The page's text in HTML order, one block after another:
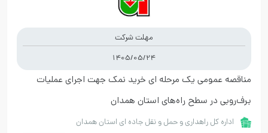
مهلت شرکت
1405/05/24
مناقصه عمومی یک مرحله ای خرید نمک جهت اجرای عملیات
برف‌روبی در سطح راه‌های استان همدان
اداره کل راهداری و حمل و نقل جاده ای استان همدان